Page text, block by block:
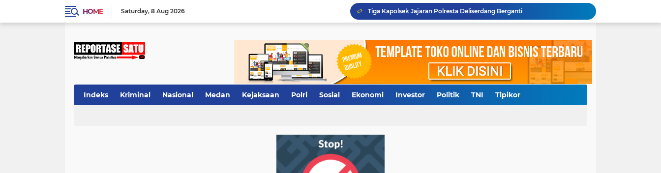
HOME Saturday 8 Aug 2026
Tidak Diberi Pinjam Rp50 Juta, RRF Bunuh Nenek Hj Nurlis
Diduga Cemarkan Nama Baik, Seorang Pengacara dan Konten Kreator Dilaporkan ke Polrestabes Medan
Polresta Deliserdang Tangkap Dua Laki-laki Pelaku Penyalahgunaan Narkoba
Terkuak, Rumah Dinas Wakil Bupati Delisedang Bukan Ditembak OTK
Antisipasi Antrean Panjang, Polresta Deliserdang Gatur di Sejumlah SPBU
Tersangka LS Ajukan Prapid, Korban Minta Hakim Objektif dan Adil
Indeks Kriminal Nasional Medan Kejaksaan Polri Sosial Ekonomi Investor Politik TNI Tipikor